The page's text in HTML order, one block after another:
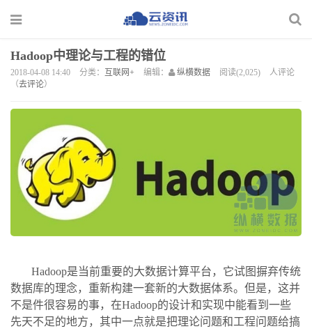
Hadoop中理论与工程的错位
2018-04-08 14:40 分类： 互联网+ 编辑： 纵横数据 阅读(2,025)
人评论
（去评论）
Hadoop是当前重要的大数据计算平台，它试图摒弃传统
数据库的理念，重新构建一套新的大数据体系。但是，这并
不是件很容易的事，在Hadoop的设计和实现中能看到一些
先天不足的地方，其中一点就是把理论问题和工程问题给搞